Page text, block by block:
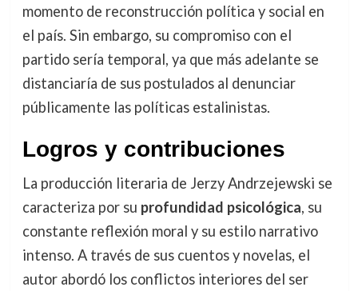
momento de reconstrucción política y social en
el país. Sin embargo, su compromiso con el
partido sería temporal, ya que más adelante se
distanciaría de sus postulados al denunciar
públicamente las políticas estalinistas.
Logros y contribuciones
La producción literaria de Jerzy Andrzejewski se
caracteriza por su profundidad psicológica, su
constante reflexión moral y su estilo narrativo
intenso. A través de sus cuentos y novelas, el
autor abordó los conflictos interiores del ser